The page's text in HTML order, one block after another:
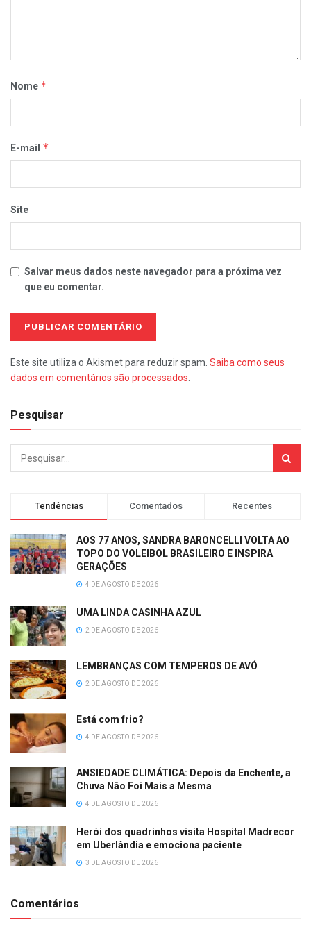
Nome *
E-mail *
Site
Salvar meus dados neste navegador para a próxima vez
que eu comentar.
Este site utiliza o Akismet para reduzir spam. Saiba como seus
dados em comentários são processados.
Pesquisar
Tendências Comentados Recentes
AOS 77 ANOS, SANDRA BARONCELLI VOLTA AO
TOPO DO VOLEIBOL BRASILEIRO E INSPIRA
GERAÇÕES
4 DE AGOSTO DE 2026
UMA LINDA CASINHA AZUL
2 DE AGOSTO DE 2026
LEMBRANÇAS COM TEMPEROS DE AVÓ
2 DE AGOSTO DE 2026
Está com frio?
4 DE AGOSTO DE 2026
ANSIEDADE CLIMÁTICA: Depois da Enchente, a
Chuva Não Foi Mais a Mesma
4 DE AGOSTO DE 2026
Herói dos quadrinhos visita Hospital Madrecor
em Uberlândia e emociona paciente
3 DE AGOSTO DE 2026
Comentários